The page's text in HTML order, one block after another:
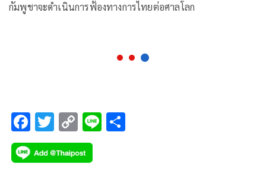
กัมพูชาจะดำเนินการฟ้องทางการไทยต่อศาลโลก
F
ac
e
T
wi
tt
C
o
p
Li